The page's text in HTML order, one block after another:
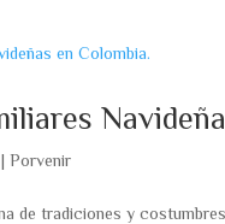
|Porvenir
de tradiciones y